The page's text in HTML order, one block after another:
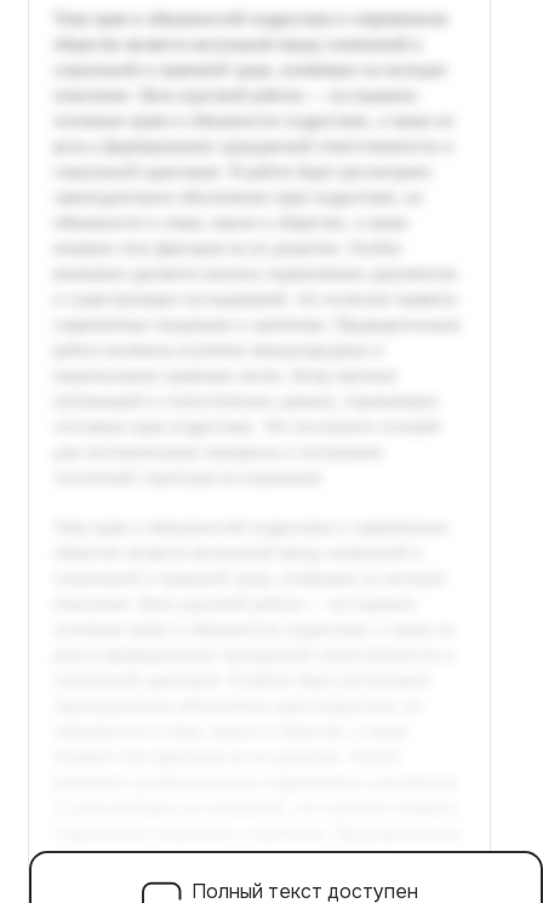
Полный текст доступен